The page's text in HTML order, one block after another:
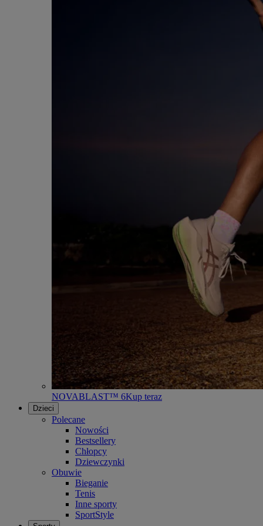
NOVABLAST™ 6Kup teraz
Dzieci
Polecane
Nowości
Bestsellery
Chłopcy
Dziewczynki
Obuwie
Bieganie
Tenis
Inne sporty
SportStyle